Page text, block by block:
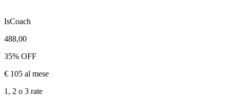
IsCoach
488,00
35% OFF
€ 105 al mese
1, 2 o 3 rate